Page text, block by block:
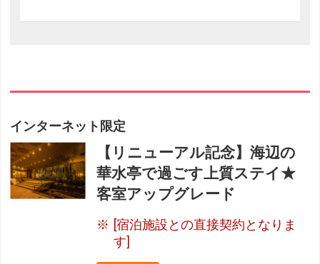
インターネット限定
【リニューアル記念】海辺の
華水亭で過ごす上質ステイ★
客室アップグレード
[宿泊施設との直接契約となりま
す]